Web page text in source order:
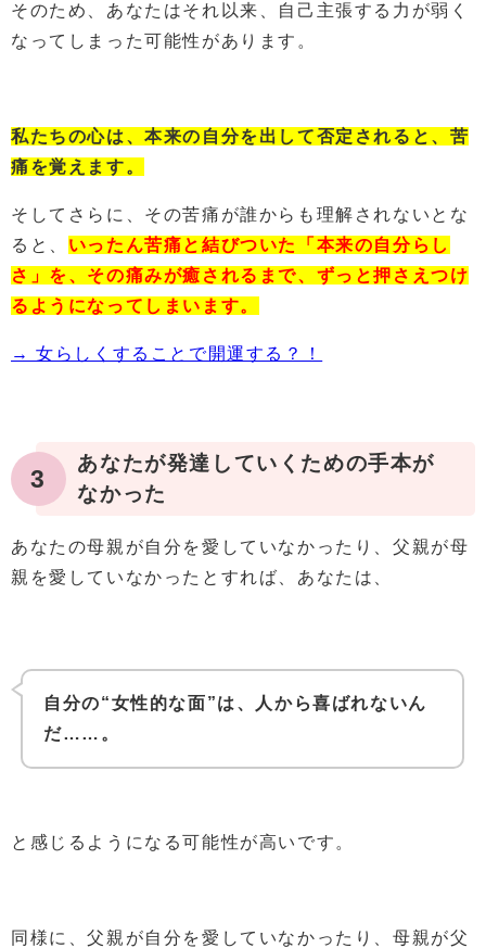
そのため、あなたはそれ以来、自己主張する力が弱く
なってしまった可能性があります。
私たちの心は、本来の自分を出して否定されると、苦
痛を覚えます。
そしてさらに、その苦痛が誰からも理解されないとな
ると、 いったん苦痛と結びついた「本来の自分らし
さ」を、その痛みが癒されるまで、ずっと押さえつけ
るようになってしまいます。
→ 女らしくすることで開運する？！
3
あなたが発達していくための手本が
なかった
あなたの母親が自分を愛していなかったり、父親が母
親を愛していなかったとすれば、あなたは、
自分の“女性的な面”は、人から喜ばれないん
だ……。
と感じるようになる可能性が高いです。
同様に、父親が自分を愛していなかったり、母親が父